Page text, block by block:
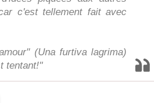
c'est tellement fait avec
(Una furtiva lagrima)
tentant!"